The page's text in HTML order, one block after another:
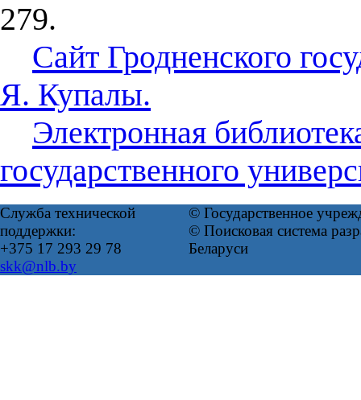
279.
Сайт Гродненского
Я. Купалы.
Электронная
государственного
Служба технической
поддержки:
+375 17 293 29 78
skk@nlb.by
© Государственное
© Поисковая система
Беларуси